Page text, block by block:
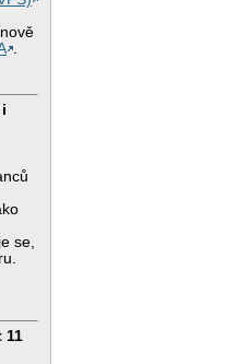
.
se,
11